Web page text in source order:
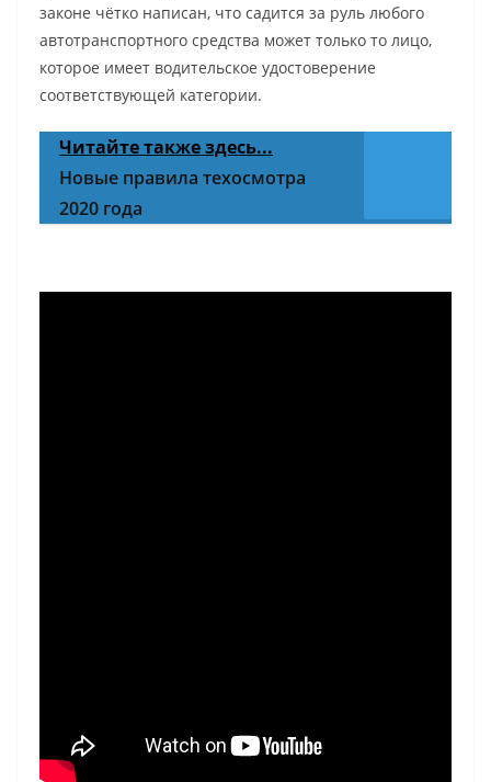
законе чётко написан, что садится за руль любого
автотранспортного средства может только то лицо,
которое имеет водительское удостоверение
соответствующей категории.
Читайте также здесь...
Новые правила техосмотра
2020 года